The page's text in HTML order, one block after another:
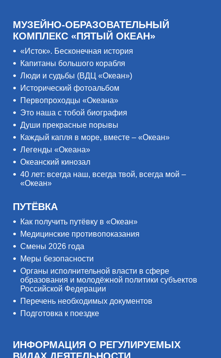
МУЗЕЙНО-ОБРАЗОВАТЕЛЬНЫЙ
КОМПЛЕКС «ПЯТЫЙ ОКЕАН»
«Исток». Бесконечная история
Капитаны большого корабля
Люди и судьбы (ВДЦ «Океан»)
Исторический фотоальбом
Первопроходцы «Океана»
Это наша с тобой биография
Души прекрасные порывы
Каждый капля в море, вместе – «Океан»
Легенды «Океана»
Океанский кинозал
40 лет: всегда наш, всегда твой, всегда мой –
«Океан»
ПУТЁВКА
Как получить путёвку в «Океан»
Медицинские противопоказания
Смены 2026 года
Меры безопасности
Органы исполнительной власти в сфере
образования и молодёжной политики субъектов
Российской Федерации
Перечень необходимых документов
Подготовка к поездке
ИНФОРМАЦИЯ О РЕГУЛИРУЕМЫХ